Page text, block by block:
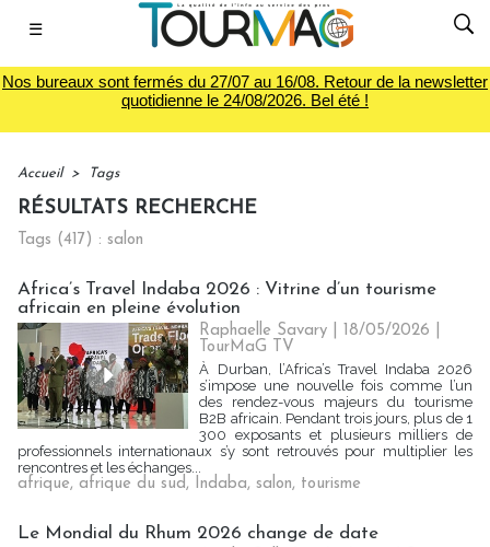
☰
Nos bureaux sont fermés du 27/07 au 16/08. Retour de la newsletter
quotidienne le 24/08/2026. Bel été !
Accueil > Tags
RÉSULTATS RECHERCHE
Tags (417) : salon
Africa’s Travel Indaba 2026 : Vitrine d’un tourisme
africain en pleine évolution
Raphaelle Savary | 18/05/2026
TourMaG TV
À Durban, l’Africa’s Travel Indaba 2026
s’impose une nouvelle fois comme l’un
des rendez-vous majeurs du tourisme
B2B africain. Pendant trois jours, plus de 1
300 exposants et plusieurs milliers de
professionnels internationaux s’y sont retrouvés pour multiplier les
rencontres et les échanges...
afrique, afrique du sud, Indaba, salon, tourisme
Le Mondial du Rhum 2026 change de date